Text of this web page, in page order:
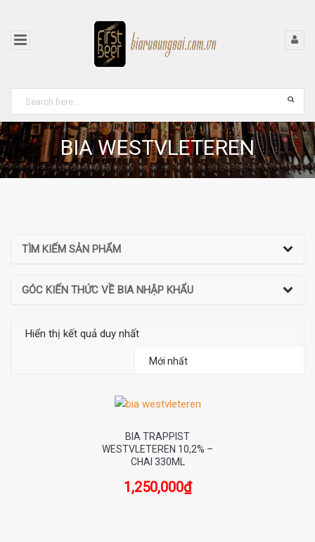
BIA WESTVLETEREN
TÌM KIẾM SẢN PHẨM
GÓC KIẾN THỨC VỀ BIA NHẬP KHẨU
Hiển thị kết quả duy nhất
BIA TRAPPIST
WESTVLETEREN 10,2% –
CHAI 330ML
1,250,000₫